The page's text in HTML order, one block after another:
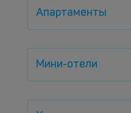
Апартаменты
Мини-отели